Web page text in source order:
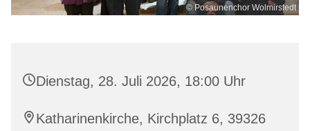
© Posaunenchor Wolmirstedt
Dienstag, 28. Juli 2026, 18:00 Uhr
Katharinenkirche, Kirchplatz 6, 39326